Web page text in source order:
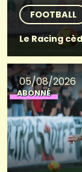
FOOTBALL
Le Racing
05/08/2026
ABONNÉ